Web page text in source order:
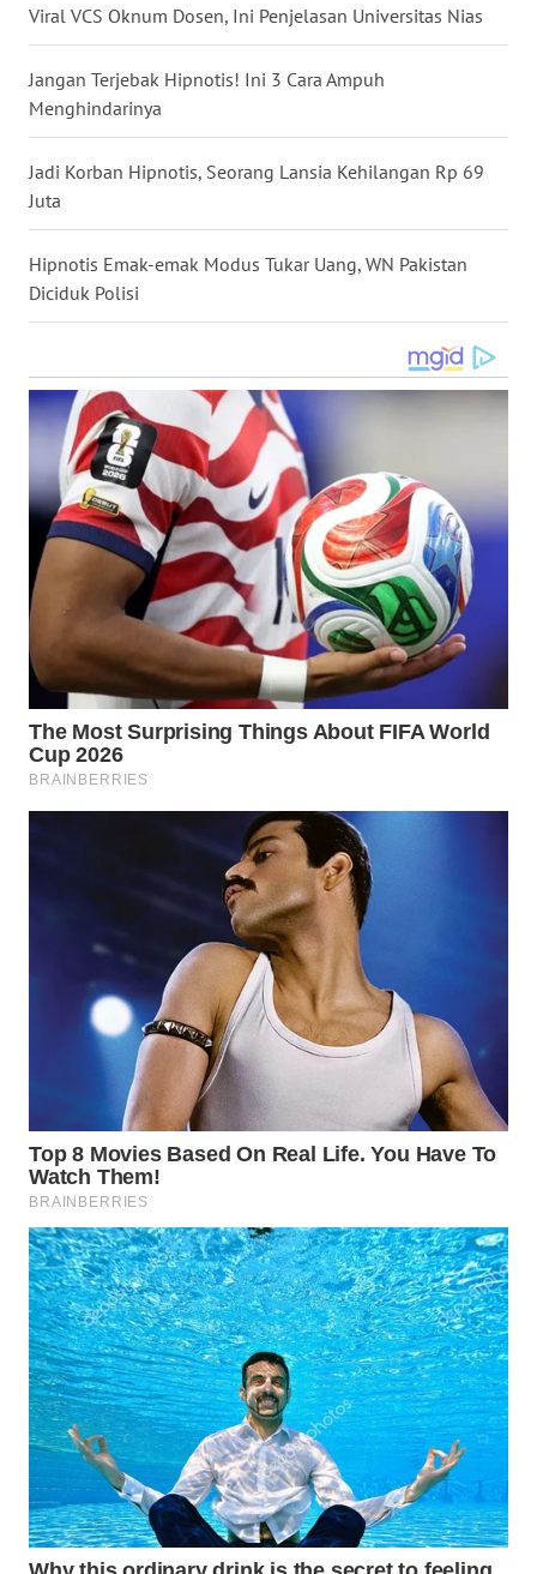
Viral VCS Oknum Dosen, Ini Penjelasan Universitas Nias
Jangan Terjebak Hipnotis! Ini 3 Cara Ampuh
Menghindarinya
Jadi Korban Hipnotis, Seorang Lansia Kehilangan Rp 69
Juta
Hipnotis Emak-emak Modus Tukar Uang, WN Pakistan
Diciduk Polisi
WN
WN
BALI
KALBAR
WN
KALTENG
WN
KALTARA
WN
KALSEL
WN
WN
SULSEL
WN
GORONTALO
MALUKU
MALUT
WN
DANAU
TOBA
WN
NIAS
WN
LANGKAT
WN
TAPANULI
SELATAN